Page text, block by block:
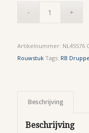
Artikelnummer: NL45576
Rouwstuk Tags: RB
Beschrijving
Beschrijving